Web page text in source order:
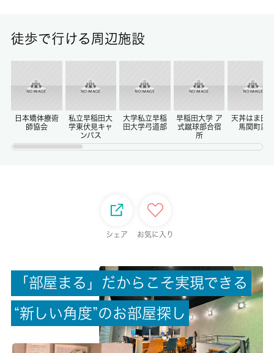
-/-
権利金/雑費
駐車場/料金
無/-
徒歩で行ける周辺施設
日本矯体療術
師協会
私立早稲田大
学東伏見キャ
ンパス
大学私立早稲
田大学弓道部
早稲田大学 ア
式蹴球部合宿
所
天丼はま田
馬関町店
シェア お気に入り
「 部屋 ま る 」 だ か ら こ そ実現で き る
“新 し い角 度”のお部屋探 し